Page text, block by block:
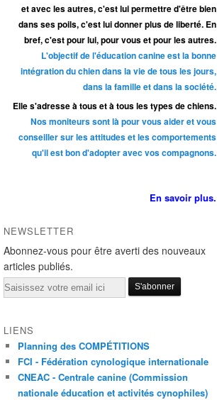
et avec les autres, c'est lui permettre d'être bien
dans ses poils, c'est lui donner plus de liberté. En
bref, c'est pour lui, pour vous et pour les autres.
L'objectif de l'éducation canine est la bonne
intégration du chien dans la vie de tous les jours,
dans la famille et dans la société.
Elle s'adresse à tous et à tous les types de chiens.
Nos moniteurs sont là pour vous aider et vous
conseiller sur les attitudes et les comportements
qu'il est bon d'adopter avec vos compagnons.
En savoir plus.
NEWSLETTER
Abonnez-vous pour être averti des nouveaux
articles publiés.
Email
LIENS
Planning des COMPÉTITIONS
FCI - Fédération cynologique internationale
CNEAC - Centrale canine (Commission
nationale éducation et activités cynophiles)